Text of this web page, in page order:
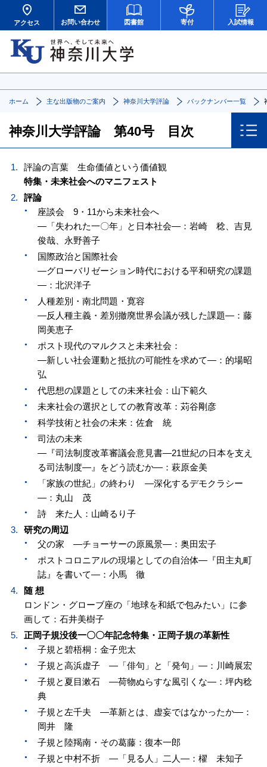
アクセス お問い合わせ 図書館 寄付 入試情報
ホーム 主な出版物のご案内 神奈川大学評論 バックナンバー一覧
神奈川大学評論 第40号 目次
評論の言葉 生命価値という価値観
特集・未来社会へのマニフェスト
評論
座談会 9・11から未来社会へ
—「失われた一〇年」と日本社会—：岩崎 稔、吉見
俊哉、永野善子
国際政治と国際社会
—グローバリゼーション時代における平和研究の課題
—：北沢洋子
人種差別・南北問題・寛容
—反人種主義・差別撤廃世界会議が残した課題—：藤
岡美恵子
ポスト現代のマルクスと未来社会：
—新しい社会運動と抵抗の可能性を求めて—：的場昭
弘
代思想の課題としての未来社会：山下範久
未来社会の選択としての教育改革：苅谷剛彦
科学技術と社会の未来：佐倉 統
司法の未来
—『司法制度改革審議会意見書—21世紀の日本を支え
る司法制度—』をどう読むか—：萩原金美
「家族の世紀」の終わり —深化するデモクラシー
—：丸山 茂
詩 来た人：山崎るり子
研究の周辺
父の家 —チョーサーの原風景—：奥田宏子
ポストコロニアルの現場としての自治体—『田主丸町
誌』を書いて—：小馬 徹
随 想
ロンドン・グローブ座の「地球を和紙で包みたい」に参
画して：石井美樹子
正岡子規没後一〇〇年記念特集・正岡子規の革新性
子規と碧梧桐：金子兜太
子規と高浜虚子 —「俳句」と「発句」—：川崎展宏
子規と夏目漱石 —荷物ぬらすな風引くな—：坪内稔
典
子規と左千夫 —革新とは、虚妄ではなかったか—：
岡井 隆
子規と陸羯南・その葛藤：復本一郎
子規と中村不折 —「見る人」二人—：櫂 未知子